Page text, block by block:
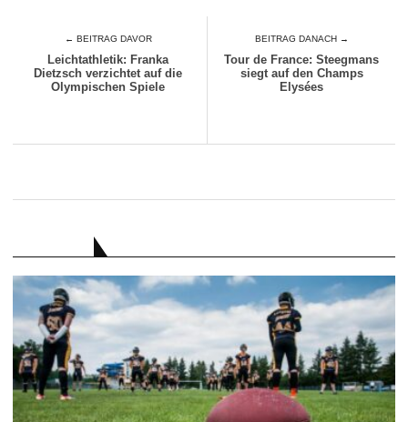
← BEITRAG DAVOR
Leichtathletik: Franka
Dietzsch verzichtet auf die
Olympischen Spiele
BEITRAG DANACH →
Tour de France: Steegmans
siegt auf den Champs
Elysées